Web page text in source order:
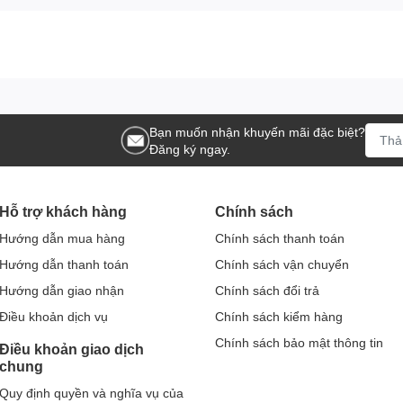
sức hút riêng trên thị trường.
thay vì chỉ nhìn vào hình thức bên ngoài.
khi trưng bày và sự hài lòng khi sử dụng mỗi ngày. Với
đẹp ở thời điểm mới mua mà còn giữ được giá trị thẩm mỹ
trơn– tối giản nhưng không
thiết kế đơn giản, bởi vẻ đẹp tối giản luôn dễ ứng dụng và
tiêu biểu cho xu hướng đó.
có chiều sâu thẩm mỹ. Bề mặt trơn giúp tổng thể bộ trà trở
Bạn muốn nhận khuyến mãi đặc biệt?
Đăng ký ngay.
Hỗ trợ khách hàng
Hướng dẫn mua hàng
Hướng dẫn thanh toán
Hướng dẫn giao nhận
Điều khoản dịch vụ
Điều khoản giao dịch
chung
Quy định quyền và nghĩa vụ của
Chính sách
Chính sách thanh toán
Chính sách vận chuyển
Chính sách đổi trả
Chính sách kiểm hàng
Chính sách bảo mật thông tin